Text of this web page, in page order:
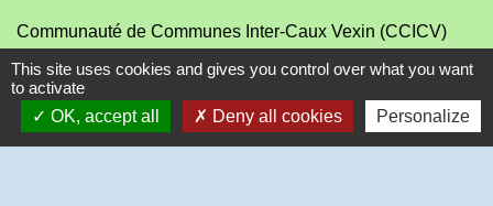
Communauté de Communes Inter-Caux Vexin (CCICV)
Office de Tourisme Normandie-Caux-Vexin
Département de Seine-Maritime
SIVOM de RY
This site uses cookies and gives you control over what you want
to activate
OK, accept all
Deny all cookies Personalize